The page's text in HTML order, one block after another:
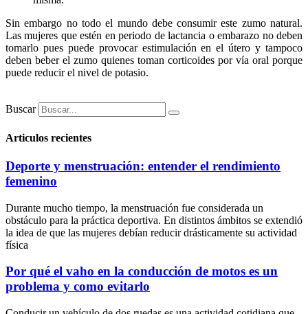
Sin embargo no todo el mundo debe consumir este zumo natural.
Las mujeres que estén en periodo de lactancia o embarazo no deben
tomarlo pues puede provocar estimulación en el útero y tampoco
deben beber el zumo quienes toman corticoides por vía oral porque
puede reducir el nivel de potasio.
Buscar
Articulos recientes
Deporte y menstruación: entender el rendimiento
femenino
Durante mucho tiempo, la menstruación fue considerada un
obstáculo para la práctica deportiva. En distintos ámbitos se extendió
la idea de que las mujeres debían reducir drásticamente su actividad
física
Por qué el vaho en la conducción de motos es un
problema y como evitarlo